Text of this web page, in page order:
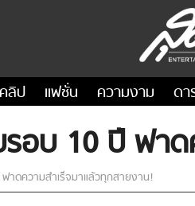
คลิป แฟชั่น ความงาม ดา
อบ 10 ปี ฟา
าดความสำเร็จมาแล้วทุกสายงาน!